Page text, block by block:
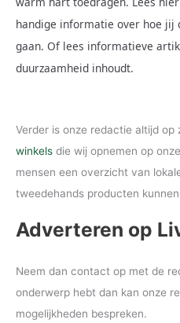
handige informatie over hoe jij
gaan. Of lees informatieve
duurzaamheid inhoudt.
Verder is onze redactie altijd op
winkels die wij opnemen op
mensen een overzicht van
tweedehands producten
Adverteren op
Neem dan contact op met de
onderwerp hebt dan kan onze
mogelijkheden bespreken.